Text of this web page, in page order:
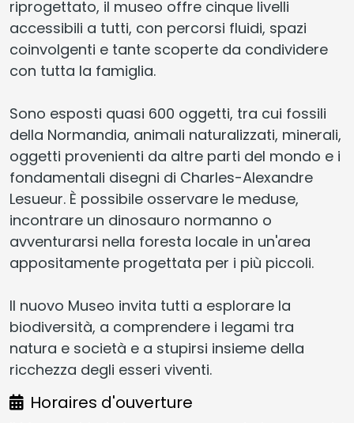
riprogettato, il museo offre cinque livelli
accessibili a tutti, con percorsi fluidi, spazi
coinvolgenti e tante scoperte da condividere
con tutta la famiglia.
Sono esposti quasi 600 oggetti, tra cui fossili
della Normandia, animali naturalizzati, minerali,
oggetti provenienti da altre parti del mondo e i
fondamentali disegni di Charles-Alexandre
Lesueur. È possibile osservare le meduse,
incontrare un dinosauro normanno o
avventurarsi nella foresta locale in un'area
appositamente progettata per i più piccoli.
Il nuovo Museo invita tutti a esplorare la
biodiversità, a comprendere i legami tra
natura e società e a stupirsi insieme della
ricchezza degli esseri viventi.
Horaires d'ouverture